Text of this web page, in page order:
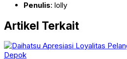
Penulis: lolly
Artikel Terkait